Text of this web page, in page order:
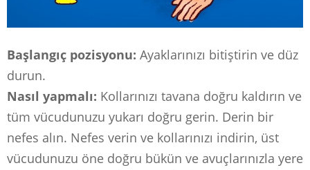
Başlangıç ​​pozisyonu: Ayaklarınızı bitiştirin ve düz
durun.
Nasıl yapmalı: Kollarınızı tavana doğru kaldırın ve
tüm vücudunuzu yukarı doğru gerin. Derin bir
nefes alın. Nefes verin ve kollarınızı indirin, üst
vücudunuzu öne doğru bükün ve avuçlarınızla yere